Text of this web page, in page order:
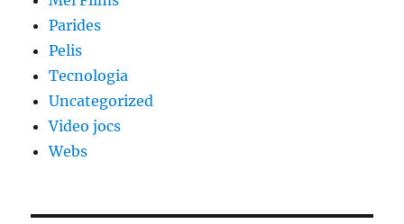
Parides
Pelis
Tecnologia
Uncategorized
Video jocs
Webs